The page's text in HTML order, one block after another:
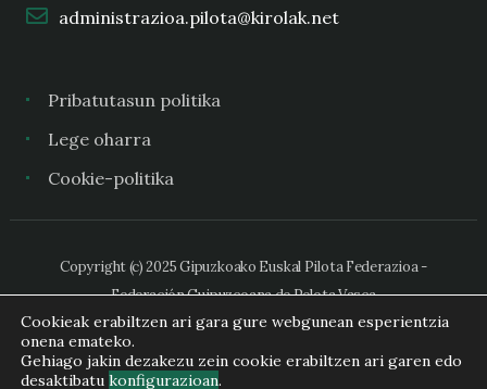
administrazioa.pilota@kirolak.net
Pribatutasun politika
Lege oharra
Cookie-politika
Copyright (c) 2025 Gipuzkoako Euskal Pilota Federazioa -
Federación Guipuzcoana de Pelota Vasca
Cookieak erabiltzen ari gara gure webgunean esperientzia
onena emateko.
Gehiago jakin dezakezu zein cookie erabiltzen ari garen edo
desaktibatu konfigurazioan.